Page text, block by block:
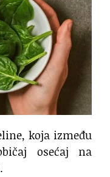
koja između
osećaj na